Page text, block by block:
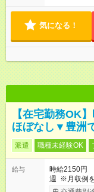
気になる！
【在宅勤務OK
ほぼなし▼豊洲
派遣 職種未経験OK
給与
時給2150円
週 ※月収例
ービス利用